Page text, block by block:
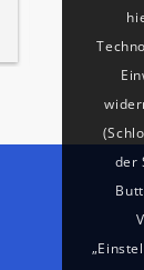
der